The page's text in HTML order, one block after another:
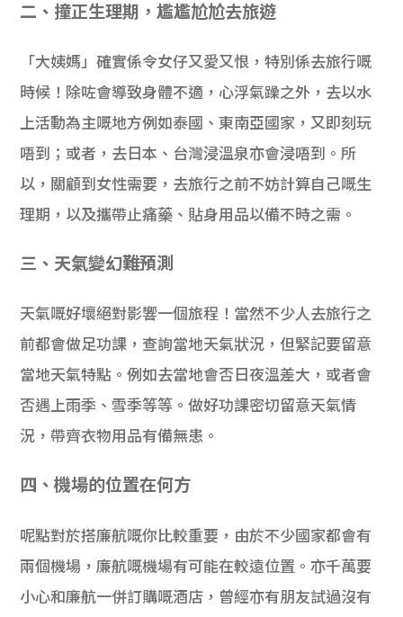
二、撞正生理期，尷尷尬尬去旅遊
「大姨媽」確實係令女仔又愛又恨，特別係去旅行嘅
時候！除咗會導致身體不適，心浮氣躁之外，去以水
上活動為主嘅地方例如泰國、東南亞國家，又即刻玩
唔到；或者，去日本、台灣浸溫泉亦會浸唔到。所
以，關顧到女性需要，去旅行之前不妨計算自己嘅生
理期，以及攜帶止痛藥、貼身用品以備不時之需。
三、天氣變幻難預測
天氣嘅好壞絕對影響一個旅程！當然不少人去旅行之
前都會做足功課，查詢當地天氣狀況，但緊記要留意
當地天氣特點。例如去當地會否日夜溫差大，或者會
否遇上雨季、雪季等等。做好功課密切留意天氣情
況，帶齊衣物用品有備無患。
四、機場的位置在何方
呢點對於搭廉航嘅你比較重要，由於不少國家都會有
兩個機場，廉航嘅機場有可能在較遠位置。亦千萬要
小心和廉航一併訂購嘅酒店，曾經亦有朋友試過沒有